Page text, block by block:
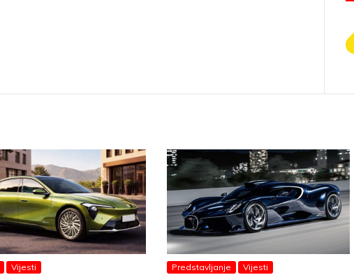
Vijesti Predstavljanje Vijesti